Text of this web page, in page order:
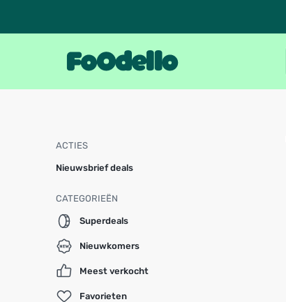
ACTIES
Nieuwsbrief deals
CATEGORIEËN
Superdeals
Nieuwkomers
Meest verkocht
Favorieten